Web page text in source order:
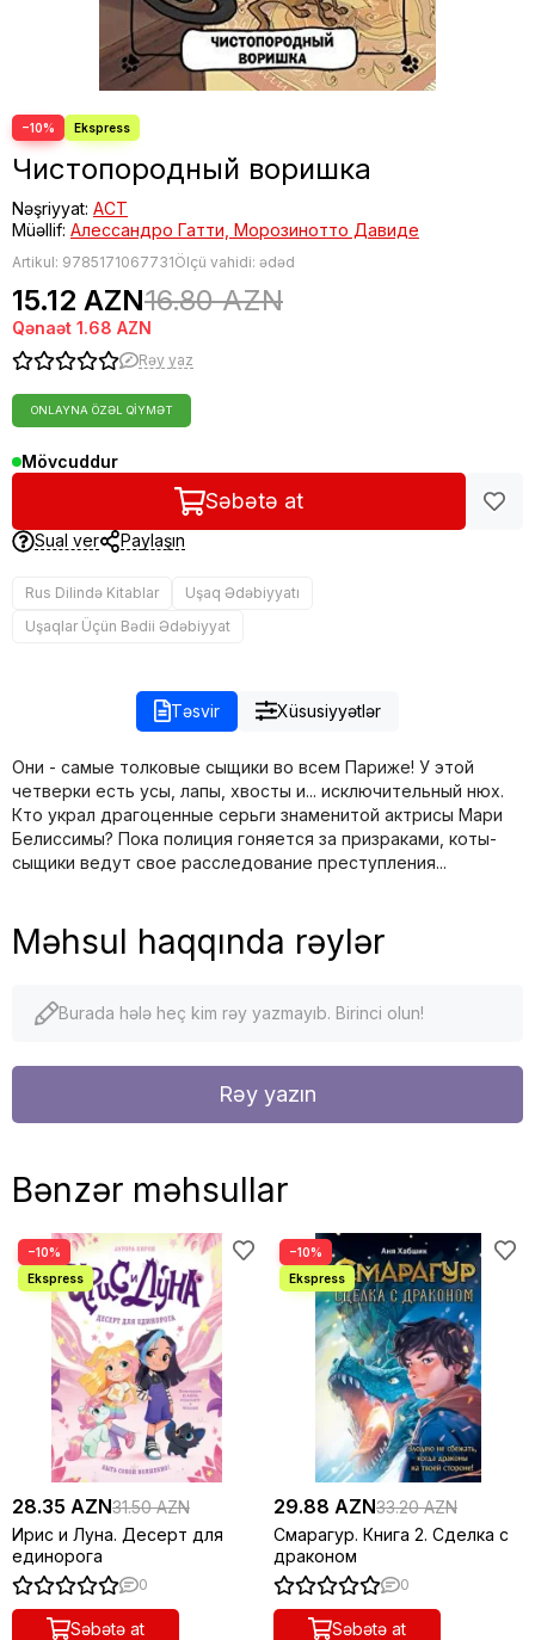
−10%
Чистопородный воришка
Nəşriyyat: АСТ
Müəllif: Алессандро Гатти, Морозинотто Давиде
Artikul: 9785171067731Ölçü vahidi: ədəd
15.12 AZN16.80 AZN
Qənaət 1.68 AZN
Rəy yaz
ONLAYNA ÖZƏL QIYMƏT
Mövcuddur
Səbətə at
Sual ver Paylaşın
Rus Dilində Kitablar
Uşaq Ədəbiyyatı
Uşaqlar Üçün Bədii Ədəbiyyat
Təsvir Xüsusiyyətlər
Они - самые толковые сыщики во всем Париже! У этой
четверки есть усы, лапы, хвосты и... исключительный нюх.
Кто украл драгоценные серьги знаменитой актрисы Мари
Белиссимы? Пока полиция гоняется за призраками, коты-
сыщики ведут свое расследование преступления...
Məhsul haqqında rəylər
Burada hələ heç kim rəy yazmayıb. Birinci olun!
Rəy yazın
Bənzər məhsullar
−10%
28.35 AZN31.50 AZN
Ирис и Луна. Десерт для
единорога
0
Səbətə at
−10%
29.88 AZN33.20 AZN
Смарагур. Книга 2. Сделка с
драконом
0
Səbətə at